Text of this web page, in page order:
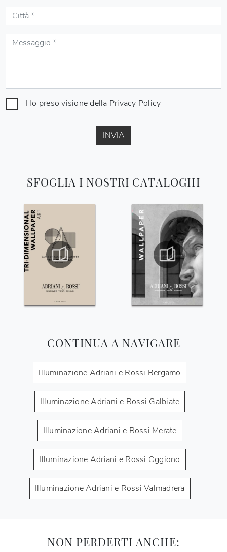
SFOGLIA I NOSTRI CATALOGHI
CONTINUA A NAVIGARE
Illuminazione Adriani e Rossi Bergamo
Illuminazione Adriani e Rossi Galbiate
Illuminazione Adriani e Rossi Merate
Illuminazione Adriani e Rossi Oggiono
Illuminazione Adriani e Rossi Valmadrera
Ho preso visione della Privacy Policy
INVIA
NON PERDERTI ANCHE: